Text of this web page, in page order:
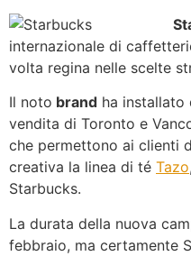
internazionale di
volta regina nelle scelte
Il noto brand ha installato
vendita di Toronto e
che permettono ai clienti
creativa la linea di té Tazo
Starbucks.
La durata della nuova
febbraio, ma certamente